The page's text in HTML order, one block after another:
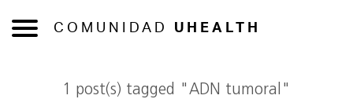
COMUNIDAD UHEALTH
1 post(s) tagged "ADN tumoral"